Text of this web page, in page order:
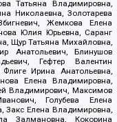
Татьяна Владимировна,
Николаевна, Золотарева
Жемкова Елена
Юлия Юрьевна, Саранг
Щур Татьяна Михайловна,
Анатольевич, Блинушов
Гефтер Валентин
Ирина Анатольевна,
Елена Владимировна,
Владимирович, Максимов
Голубева Елена
Закс Елена Владимировна,
Залмановна, Кокорина